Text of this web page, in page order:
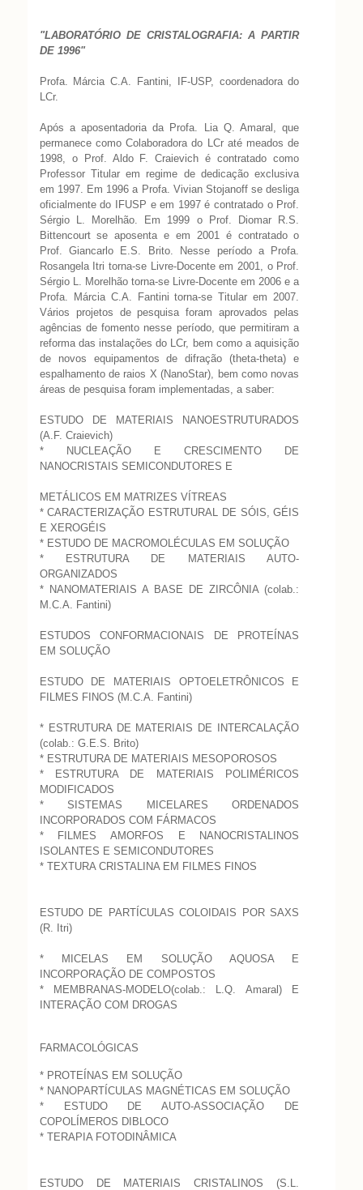
"LABORATÓRIO DE CRISTALOGRAFIA: A PARTIR
DE 1996"
Profa. Márcia C.A. Fantini, IF-USP, coordenadora do
LCr.
Após a aposentadoria da Profa. Lia Q. Amaral, que
permanece como Colaboradora do LCr até meados de
1998, o Prof. Aldo F. Craievich é contratado como
Professor Titular em regime de dedicação exclusiva
em 1997. Em 1996 a Profa. Vivian Stojanoff se desliga
oficialmente do IFUSP e em 1997 é contratado o Prof.
Sérgio L. Morelhão. Em 1999 o Prof. Diomar R.S.
Bittencourt se aposenta e em 2001 é contratado o
Prof. Giancarlo E.S. Brito. Nesse período a Profa.
Rosangela Itri torna-se Livre-Docente em 2001, o Prof.
Sérgio L. Morelhão torna-se Livre-Docente em 2006 e a
Profa. Márcia C.A. Fantini torna-se Titular em 2007.
Vários projetos de pesquisa foram aprovados pelas
agências de fomento nesse período, que permitiram a
reforma das instalações do LCr, bem como a aquisição
de novos equipamentos de difração (theta-theta) e
espalhamento de raios X (NanoStar), bem como novas
áreas de pesquisa foram implementadas, a saber:
ESTUDO DE MATERIAIS NANOESTRUTURADOS
(A.F. Craievich)
* NUCLEAÇÃO E CRESCIMENTO DE
NANOCRISTAIS SEMICONDUTORES E
METÁLICOS EM MATRIZES VÍTREAS
* CARACTERIZAÇÃO ESTRUTURAL DE SÓIS, GÉIS
E XEROGÉIS
* ESTUDO DE MACROMOLÉCULAS EM SOLUÇÃO
* ESTRUTURA DE MATERIAIS AUTO-
ORGANIZADOS
* NANOMATERIAIS A BASE DE ZIRCÔNIA (colab.:
M.C.A. Fantini)
ESTUDOS CONFORMACIONAIS DE PROTEÍNAS
EM SOLUÇÃO
ESTUDO DE MATERIAIS OPTOELETRÔNICOS E
FILMES FINOS (M.C.A. Fantini)
* ESTRUTURA DE MATERIAIS DE INTERCALAÇÃO
(colab.: G.E.S. Brito)
* ESTRUTURA DE MATERIAIS MESOPOROSOS
* ESTRUTURA DE MATERIAIS POLIMÉRICOS
MODIFICADOS
* SISTEMAS MICELARES ORDENADOS
INCORPORADOS COM FÁRMACOS
* FILMES AMORFOS E NANOCRISTALINOS
ISOLANTES E SEMICONDUTORES
* TEXTURA CRISTALINA EM FILMES FINOS
ESTUDO DE PARTÍCULAS COLOIDAIS POR SAXS
(R. Itri)
* MICELAS EM SOLUÇÃO AQUOSA E
INCORPORAÇÃO DE COMPOSTOS
* MEMBRANAS-MODELO(colab.: L.Q. Amaral) E
INTERAÇÃO COM DROGAS
FARMACOLÓGICAS
* PROTEÍNAS EM SOLUÇÃO
* NANOPARTÍCULAS MAGNÉTICAS EM SOLUÇÃO
* ESTUDO DE AUTO-ASSOCIAÇÃO DE
COPOLÍMEROS DIBLOCO
* TERAPIA FOTODINÂMICA
ESTUDO DE MATERIAIS CRISTALINOS (S.L.